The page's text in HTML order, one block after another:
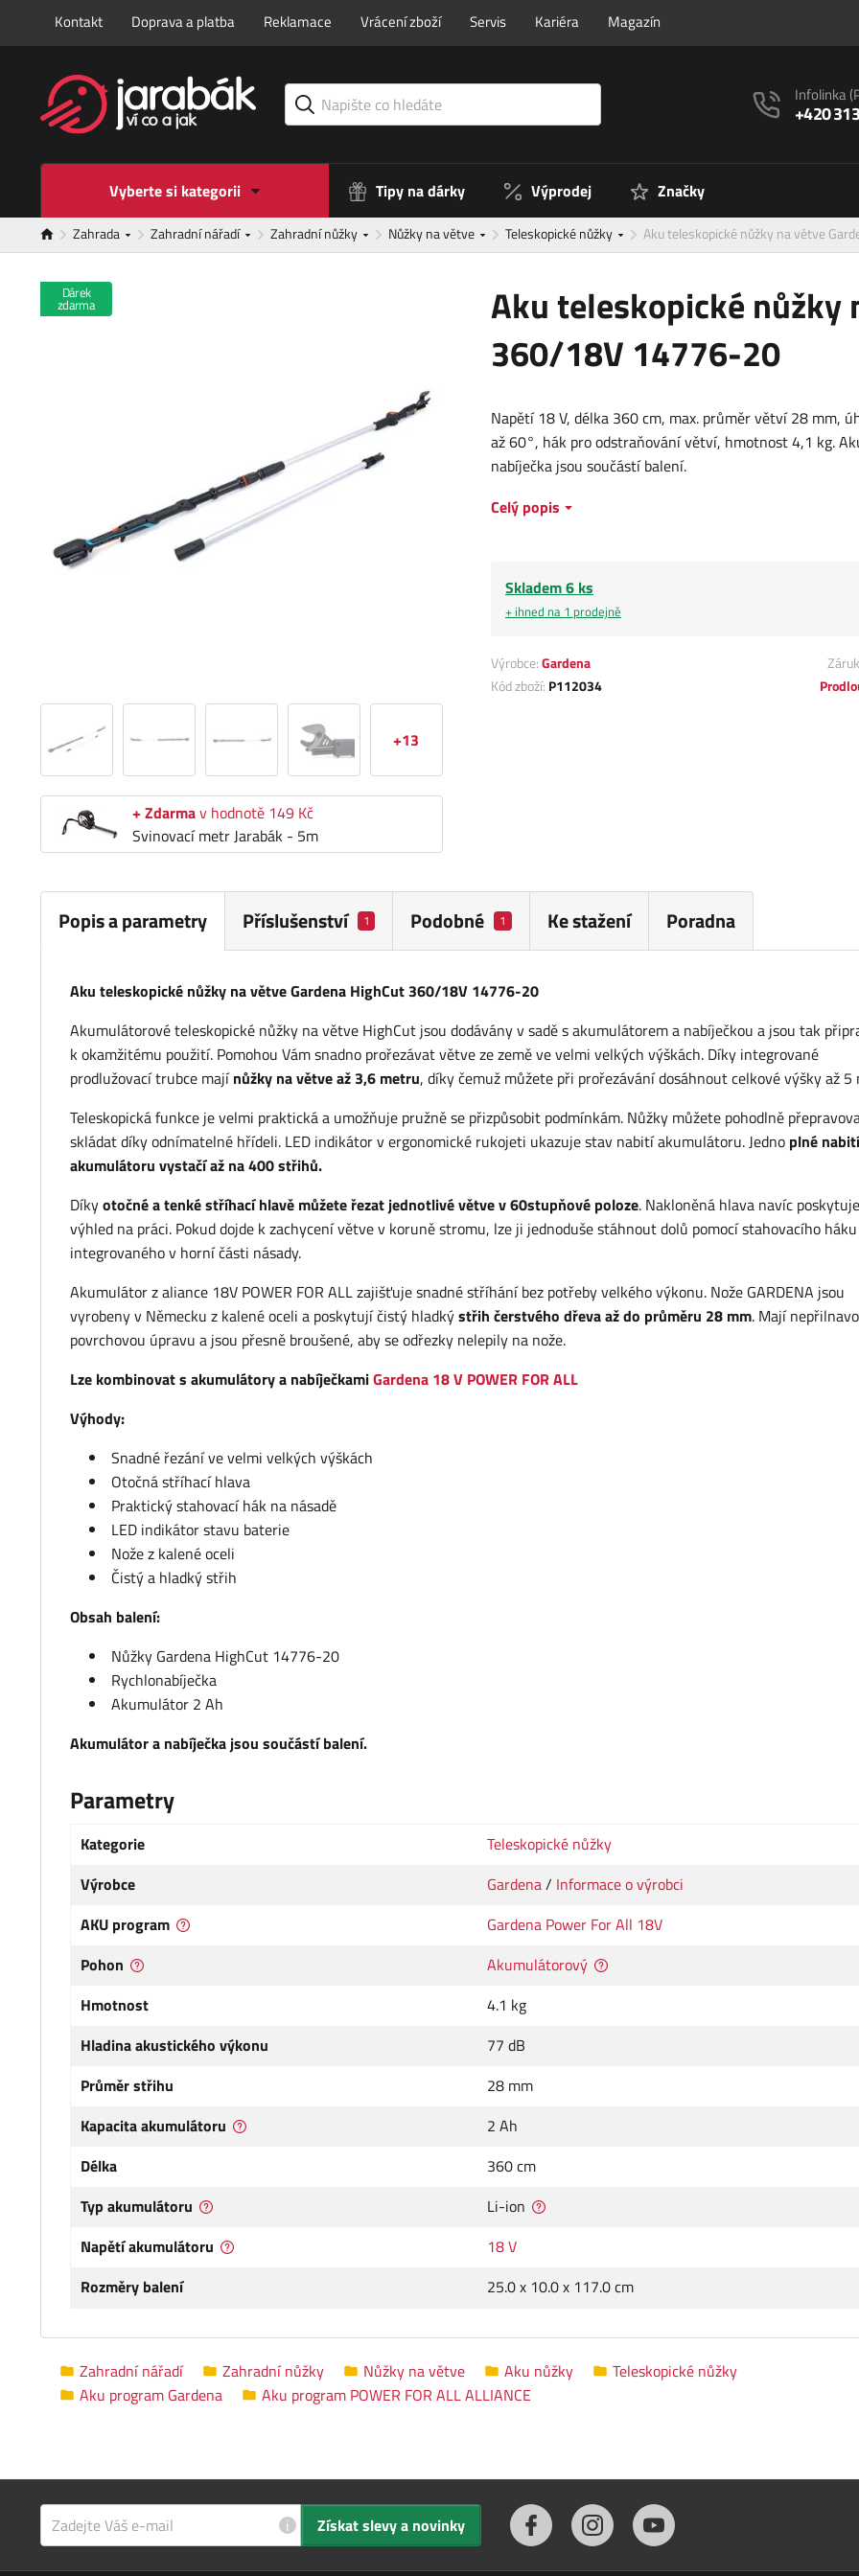
Kontakt Doprava a platba Reklamace Vrácení zboží Servis Kariéra Magazín
Infolinka
+420
Vyberte si kategorii Tipy na dárky Výprodej Značky
Zahrada Zahradní nářadí Zahradní nůžky Nůžky na větve Teleskopické nůžky Aku teleskopické nůžky na větve
Aku teleskopické nůžky
360/18V 14776-20
Dárek
zdarma
+13
+ Zdarmav hodnotě 149 Kč
Svinovací metr Jarabák - 5m
Napětí 18 V, délka 360 cm, max. průměr větví 28 mm,
až 60°, hák pro odstraňování větví, hmotnost 4,1 kg.
nabíječka jsou součástí balení.
Celý popis
Skladem 6 ks
+ ihned na 1 prodejně
Výrobce:Gardena
Kód zboží: P112034
Popis a parametry Příslušenství 1 Podobné 1 Ke stažení Poradna
Aku teleskopické nůžky na větve Gardena HighCut 360/18V 14776-20
Akumulátorové teleskopické nůžky na větve HighCut jsou dodávány v sadě s akumulátorem a nabíječkou a jsou tak
k okamžitému použití. Pomohou Vám snadno prořezávat větve ze země ve velmi velkých výškách. Díky integrované
prodlužovací trubce majínůžky na větve až 3,6 metru, díky čemuž můžete při prořezávání dosáhnout celkové výšky až 5
Teleskopická funkce je velmi praktická a umožňuje pružně se přizpůsobit podmínkám. Nůžky můžete pohodlně
skládat díky odnímatelné hřídeli. LED indikátor v ergonomické rukojeti ukazuje stav nabití akumulátoru. Jedno plné nabití
akumulátoru vystačí až na 400 střihů.
Díkyotočné a tenké stříhací hlavě můžete řezat jednotlivé větve v 60stupňové poloze. Nakloněná hlava navíc
výhled na práci. Pokud dojde k zachycení větve v koruně stromu, lze ji jednoduše stáhnout dolů pomocí stahovacího háku
integrovaného v horní části násady.
Akumulátor z aliance 18V POWER FOR ALL zajišťuje snadné stříhání bez potřeby velkého výkonu. Nože GARDENA jsou
vyrobeny v Německu z kalené oceli a poskytují čistý hladkýstřih čerstvého dřeva až do průměru 28 mm. Mají
povrchovou úpravu a jsou přesně broušené, aby se odřezky nelepily na nože.
Lze kombinovat s akumulátory a nabíječkamiGardena 18 V POWER FOR ALL
Výhody:
Snadné řezání ve velmi velkých výškách
Otočná stříhací hlava
Praktický stahovací hák na násadě
LED indikátor stavu baterie
Nože z kalené oceli
Čistý a hladký střih
Obsah balení:
Nůžky Gardena HighCut 14776-20
Rychlonabíječka
Akumulátor 2 Ah
Akumulátor a nabíječka jsou součástí balení.
Parametry
Kategorie
Teleskopické nůžky
Výrobce
Gardena/ Informace o výrobci
AKU program
Gardena Power For All 18V
Pohon
Akumulátorový
Hmotnost
4.1 kg
Hladina akustického výkonu
77 dB
Průměr střihu
28 mm
Kapacita akumulátoru
2 Ah
Délka
360 cm
Typ akumulátoru
Li-ion
Napětí akumulátoru
18 V
Rozměry balení
25.0 x 10.0 x 117.0 cm
Zahradní nářadí Zahradní nůžky Nůžky na větve Aku nůžky
Teleskopické nůžky
Aku program Gardena
Aku program POWER FOR ALL ALLIANCE
i Získat slevy a novinky